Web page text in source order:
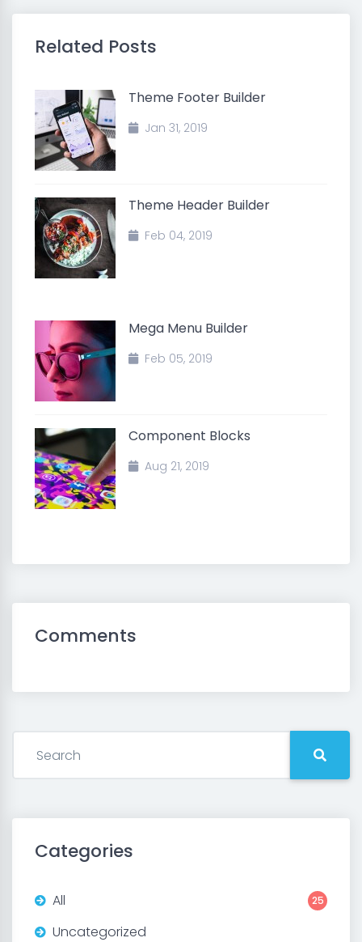
Related Posts
Theme Footer Builder
Jan 31, 2019
Theme Header Builder
Feb 04, 2019
Mega Menu Builder
Feb 05, 2019
Component Blocks
Aug 21, 2019
Comments
Categories
All 25
Uncategorized